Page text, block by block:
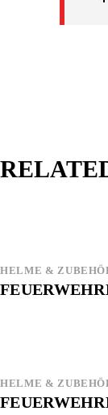
HELME &
HELME &